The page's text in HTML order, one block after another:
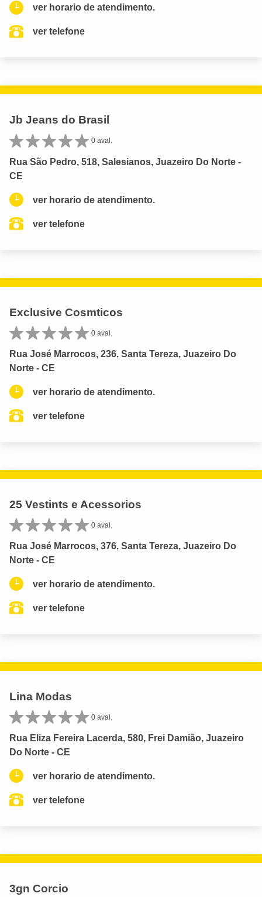
ver horario de atendimento.
ver telefone
Jb Jeans do Brasil
0 aval.
Rua São Pedro, 518, Salesianos, Juazeiro Do Norte -
CE
ver horario de atendimento.
ver telefone
Exclusive Cosmticos
0 aval.
Rua José Marrocos, 236, Santa Tereza, Juazeiro Do
Norte - CE
ver horario de atendimento.
ver telefone
25 Vestints e Acessorios
0 aval.
Rua José Marrocos, 376, Santa Tereza, Juazeiro Do
Norte - CE
ver horario de atendimento.
ver telefone
Lina Modas
0 aval.
Rua Eliza Fereira Lacerda, 580, Frei Damião, Juazeiro
Do Norte - CE
ver horario de atendimento.
ver telefone
3gn Corcio